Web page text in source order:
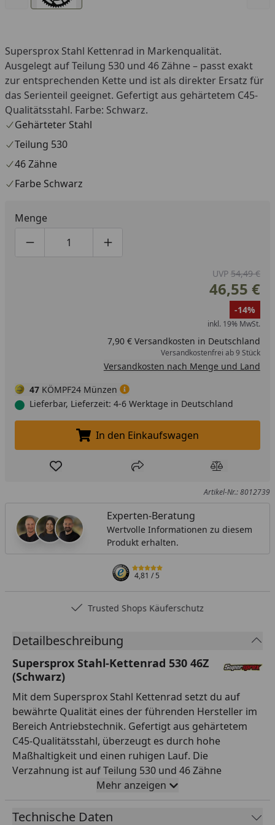
Supersprox Stahl Kettenrad in Markenqualität.
Ausgelegt auf Teilung 530 und 46 Zähne – passt exakt
zur entsprechenden Kette und ist als direkter Ersatz für
das Serienteil geeignet. Gefertigt aus gehärtetem C45-
Qualitätsstahl. Farbe: Schwarz.
Gehärteter Stahl
Teilung 530
46 Zähne
Farbe Schwarz
Menge
Produktmenge um eins verringern
Produktmenge manuell eingeben
Produktmenge um eins erhöhen
UVP 54,49 €
46,55 €
-14%
inkl. 19% MwSt.
7,90 € Versandkosten in Deutschland
Versandkostenfrei ab 9 Stück
Versandkosten nach Menge und Land
47 KÖMPF24 Münzen
Lieferbar, Lieferzeit: 4-6 Werktage in Deutschland
In den Einkaufswagen legen
In den Einkaufswagen
Produkt zur Wunschliste hinzufügen
Teilen Produkt
Artikel-Nr.: 8012739
Experten-Beratung
Wertvolle Informationen zu diesem
Produkt erhalten.
4,81/ 5
Trusted Shops Käuferschutz
Detailbeschreibung
Supersprox Stahl-Kettenrad 530 46Z
(Schwarz)
Mit dem Supersprox Stahl Kettenrad setzt du auf
bewährte Qualität eines der führenden Hersteller im
Bereich Antriebstechnik. Gefertigt aus gehärtetem
C45-Qualitätsstahl, überzeugt es durch hohe
Maßhaltigkeit und einen ruhigen Lauf. Die
Verzahnung ist auf Teilung 530 und 46 Zähne
ausgelegt und passt damit exakt zur entsprechenden
Kette. Mit einem Innendurchmesser von 130,0 mm
und einem Lochkreis von 152,0 mm (6-Loch)
Mehr anzeigen
Technische Daten